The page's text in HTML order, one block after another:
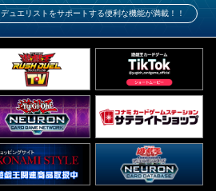
デュエリストをサポートする便利な機能が満載！！